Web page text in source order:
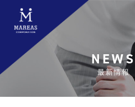
NEWS
最新情報